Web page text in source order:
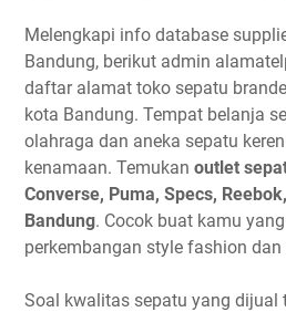
Melengkapi info database
Bandung, berikut admin
daftar alamat toko sepatu
kota Bandung. Tempat belanja
olahraga dan aneka sepatu
kenamaan. Temukan outlet
Converse, Puma, Specs,
Bandung. Cocok buat kamu
perkembangan style fashion
Soal kwalitas sepatu yang dijual